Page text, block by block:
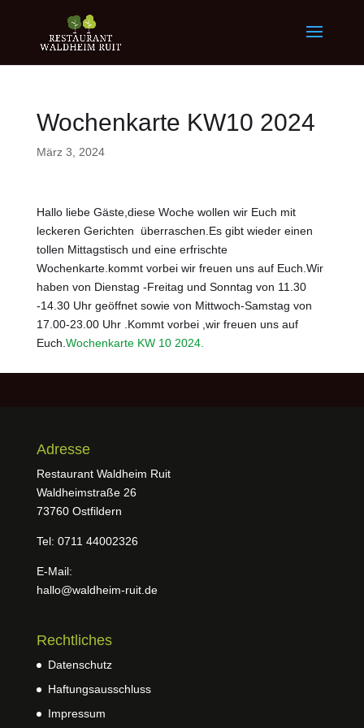
Wochenkarte KW10 2024
März 3, 2024
Hallo liebe Gäste,diese Woche wollen wir Euch mit
leckeren Gerichten überraschen.Es gibt wieder einen
tollen Mittagstisch und eine erfrischte
Wochenkarte.kommt vorbei wir freuen uns auf Euch.Wir
haben von Dienstag -Freitag und Sonntag von 11.30
-14.30 Uhr geöffnet sowie von Mittwoch-Samstag von
17.00-23.00 Uhr .Kommt vorbei ,wir freuen uns auf
Euch. Wochenkarte KW 10 2024.
Adresse
Restaurant Waldheim Ruit
Waldheimstraße 26
73760 Ostfildern
Tel: 0711 44002326
E-Mail:
hallo@waldheim-ruit.de
Rechtliches
Datenschutz
Haftungsausschluss
Impressum